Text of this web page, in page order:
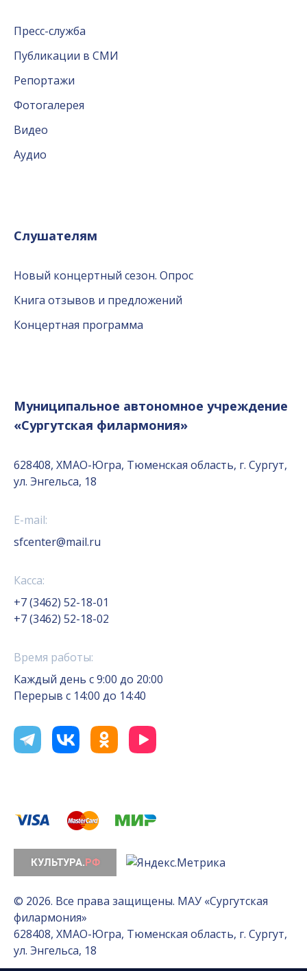
Пресс-служба
Публикации в СМИ
Репортажи
Фотогалерея
Видео
Аудио
Слушателям
Новый концертный сезон. Опрос
Книга отзывов и предложений
Концертная программа
Муниципальное автономное учреждение
«Сургутская филармония»
628408, ХМАО-Югра, Тюменская область, г. Сургут,
ул. Энгельса, 18
E-mail:
sfcenter@mail.ru
Касса:
+7 (3462) 52-18-01
+7 (3462) 52-18-02
Время работы:
Каждый день с 9:00 до 20:00
Перерыв с 14:00 до 14:40
© 2026. Все права защищены. МАУ «Сургутская
филармония»
628408, ХМАО-Югра, Тюменская область, г. Сургут,
ул. Энгельса, 18